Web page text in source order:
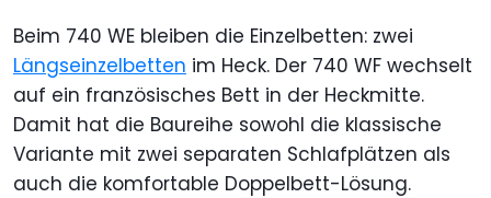
Beim 740 WE bleiben die Einzelbetten: zwei
Längseinzelbetten im Heck. Der 740 WF wechselt
auf ein französisches Bett in der Heckmitte.
Damit hat die Baureihe sowohl die klassische
Variante mit zwei separaten Schlafplätzen als
auch die komfortable Doppelbett-Lösung.